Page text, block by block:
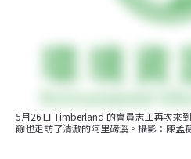
5月26日 Timberland 的會員志工再次來
餘也走訪了清澈的阿里磅溪。攝影：陳孟